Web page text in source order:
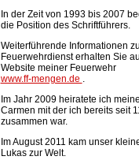
In der Zeit von 1993 bis 2007
die Position des Schriftführers.
Weiterführende Informationen
Feuerwehrdienst erhalten Sie
Website meiner Feuerwehr
www.ff-mengen.de .
Im Jahr 2009 heiratete ich
Carmen mit der ich bereits seit
zusammen war.
Im August 2011 kam unser
Lukas zur Welt.